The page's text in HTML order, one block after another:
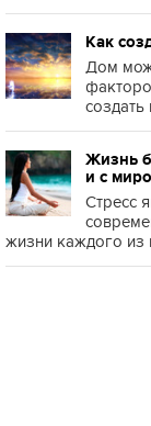
Как
Дом
Жизнь
и с
Стресс
жизни каждого из